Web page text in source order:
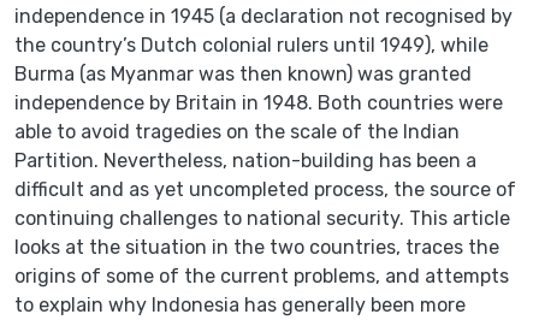
independence in 1945 (a declaration not recognised by
the country’s Dutch colonial rulers until 1949), while
Burma (as Myanmar was then known) was granted
independence by Britain in 1948. Both countries were
able to avoid tragedies on the scale of the Indian
Partition. Nevertheless, nation-building has been a
difficult and as yet uncompleted process, the source of
continuing challenges to national security. This article
looks at the situation in the two countries, traces the
origins of some of the current problems, and attempts
to explain why Indonesia has generally been more